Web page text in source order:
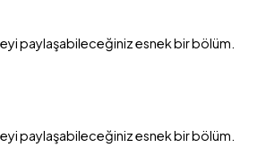
paylaşabileceğiniz esnek bir bölüm.
paylaşabileceğiniz esnek bir bölüm.